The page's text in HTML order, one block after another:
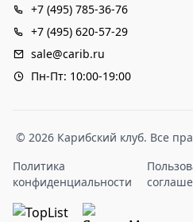
+7 (495) 785-36-76
+7 (495) 620-57-29
sale@carib.ru
Пн-Пт: 10:00-19:00
© 2026 Карибский клуб. Все
Политика
конфиденциальности